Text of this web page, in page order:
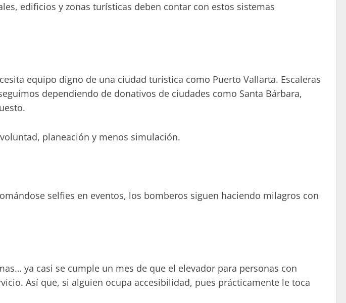
edificios y zonas turísticas deben contar con estos sistemas
equipo digno de una ciudad turística como Puerto Vallarta. Escaleras
dependiendo de donativos de ciudades como Santa Bárbara,
planeación y menos simulación.
selfies en eventos, los bomberos siguen haciendo milagros con
ya casi se cumple un mes de que el elevador para personas con
Así que, si alguien ocupa accesibilidad, pues prácticamente le toca